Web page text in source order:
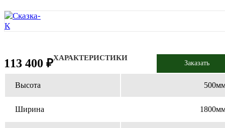
113 400 ₽ Заказать
ХАРАКТЕРИСТИКИ
Высота
Ширина